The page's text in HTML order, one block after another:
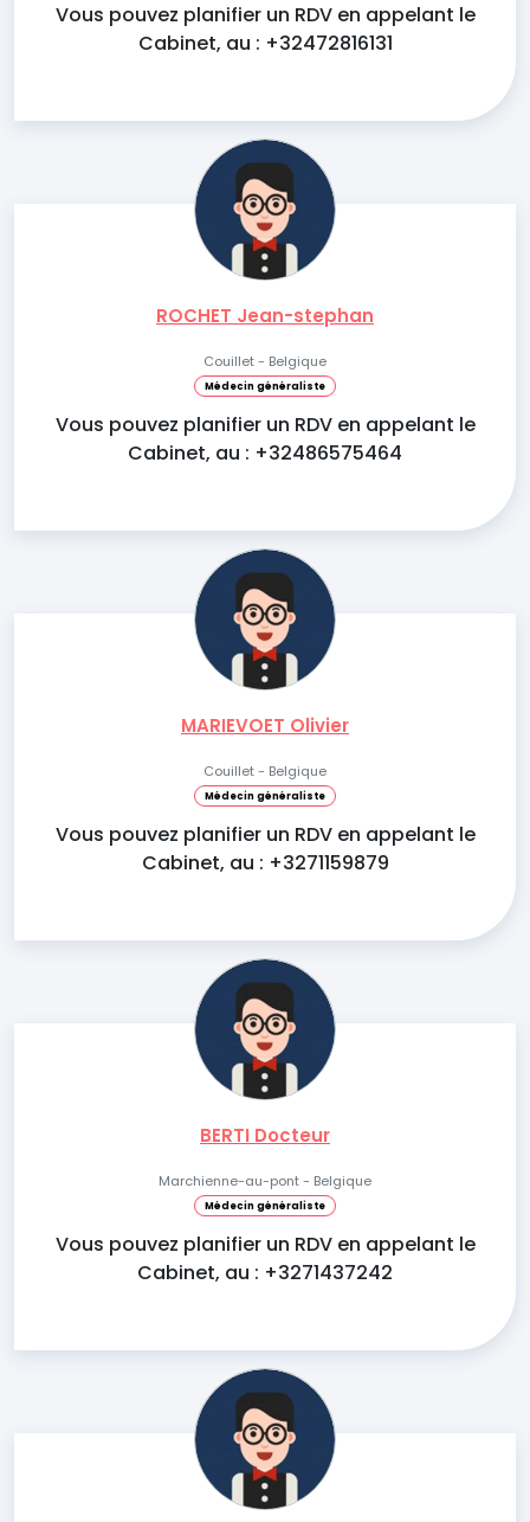
Vous pouvez planifier un RDV en appelant le
Cabinet, au : +32472816131
ROCHET Jean-stephan
Couillet - Belgique
Médecin généraliste
Vous pouvez planifier un RDV en appelant le
Cabinet, au : +32486575464
MARIEVOET Olivier
Couillet - Belgique
Médecin généraliste
Vous pouvez planifier un RDV en appelant le
Cabinet, au : +3271159879
BERTI Docteur
Marchienne-au-pont - Belgique
Médecin généraliste
Vous pouvez planifier un RDV en appelant le
Cabinet, au : +3271437242